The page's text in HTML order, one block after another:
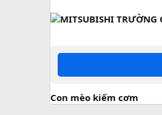
Con mèo kiếm cơm